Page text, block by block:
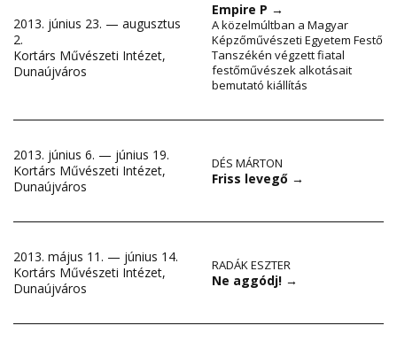
2013. június 23. — augusztus
2.
Kortárs Művészeti Intézet,
Dunaújváros
Empire P →
A közelmúltban a Magyar
Képzőművészeti Egyetem Festő
Tanszékén végzett fiatal
festőművészek alkotásait
bemutató kiállítás
2013. június 6. — június 19.
Kortárs Művészeti Intézet,
Dunaújváros
DÉS MÁRTON
Friss levegő →
2013. május 11. — június 14.
Kortárs Művészeti Intézet,
Dunaújváros
RADÁK ESZTER
Ne aggódj! →